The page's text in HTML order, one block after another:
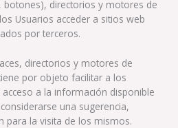
botones), directorios y motores de
Usuarios acceder a sitios web
por terceros.
directorios y motores de
por objeto facilitar a los
a la información disponible
una sugerencia,
para la visita de los mismos.